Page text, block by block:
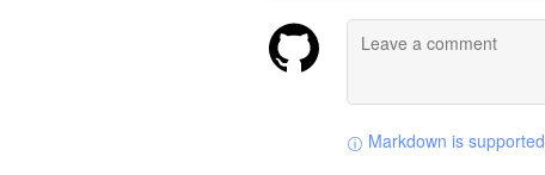
Markdown is supported